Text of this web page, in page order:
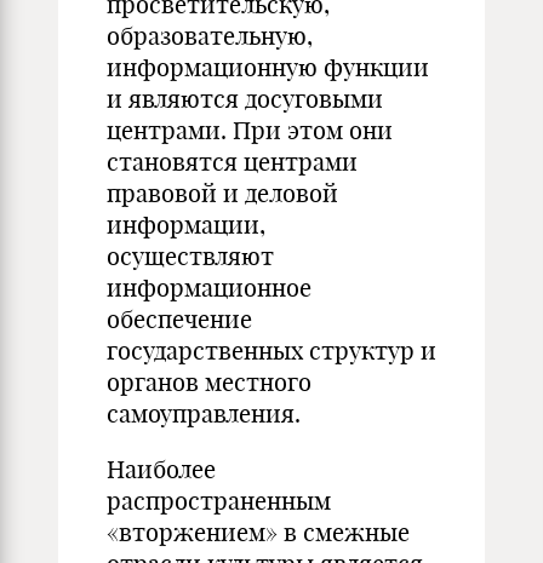
образовательную,
информационную функции
и являются досуговыми
центрами. При этом они
становятся центрами
правовой и деловой
информации,
осуществляют
информационное
обеспечение
государственных структур и
органов местного
самоуправления.
Наиболее
распространенным
«вторжением» в смежные